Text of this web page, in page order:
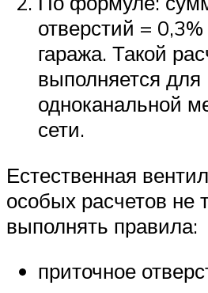
отверстий =
гаража. Такой
выполняется для
одноканальной
сети.
Естественная
особых расчетов не
выполнять правила:
приточное